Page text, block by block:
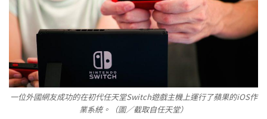
一位外國網友成功的在初代任天堂Switch遊戲主機上運行了蘋果的iOS作
業系統。（圖／截取自任天堂）